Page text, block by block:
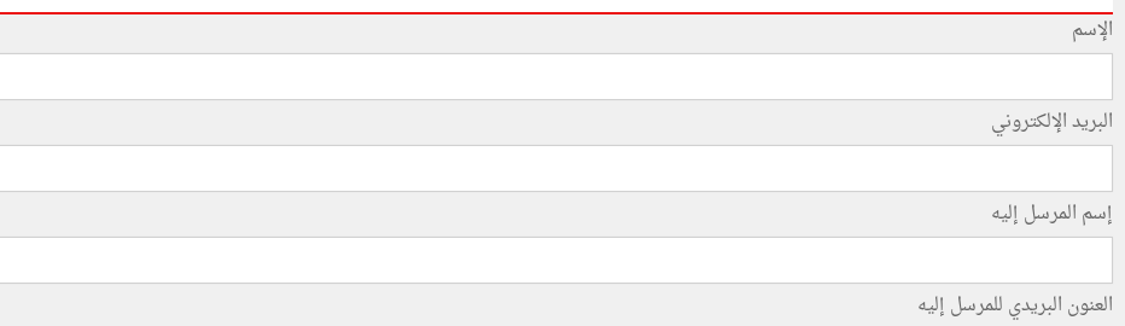
الإسم
البريد الإلكتروني
إسم المرسل إليه
العنون البريدي للمرسل إليه